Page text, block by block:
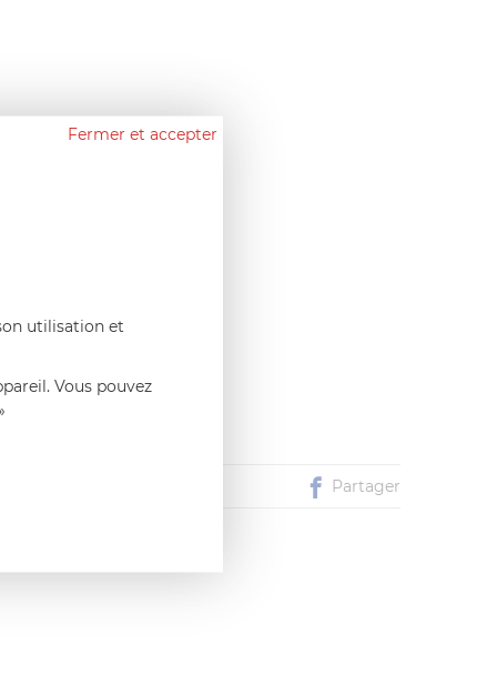
Partager
Fermer et accepter
utilisation et
Vous pouvez